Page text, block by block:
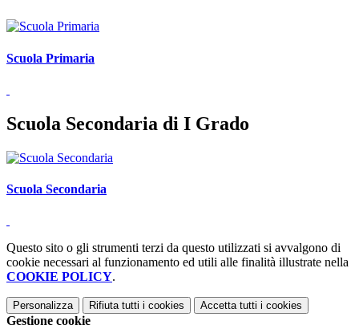
Scuola Primaria
Scuola Secondaria di I Grado
Scuola Secondaria
Questo sito o gli strumenti terzi da questo utilizzati si avvalgono di
cookie necessari al funzionamento ed utili alle finalità illustrate nella
COOKIE POLICY.
Personalizza Rifiuta tutti i cookies Accetta tutti i cookies
Gestione cookie